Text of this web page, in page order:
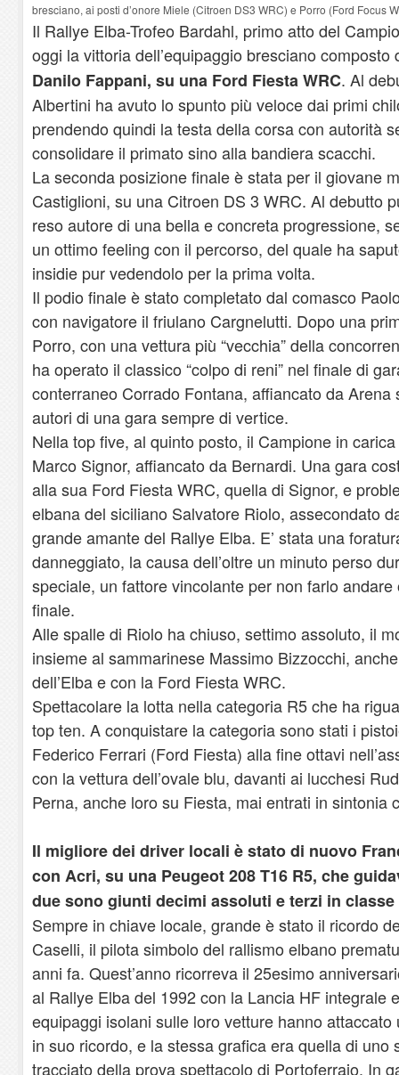
bresciano, ai posti d’onore Miele (Citroen DS3 WRC) e Porro (Ford Focus
Il Rallye Elba-Trofeo Bardahl, primo atto del
oggi la vittoria dell’equipaggio bresciano composto
Danilo Fappani, su una Ford Fiesta WRC. Al
Albertini ha avuto lo spunto più veloce dai primi
prendendo quindi la testa della corsa con autorità
consolidare il primato sino alla bandiera scacchi.
La seconda posizione finale è stata per il giovane
Castiglioni, su una Citroen DS 3 WRC. Al debutto
reso autore di una bella e concreta progressione,
un ottimo feeling con il percorso, del quale ha
insidie pur vedendolo per la prima volta.
Il podio finale è stato completato dal comasco
con navigatore il friulano Cargnelutti. Dopo una
Porro, con una vettura più “vecchia” della
ha operato il classico “colpo di reni” nel finale di
conterraneo Corrado Fontana, affiancato da
autori di una gara sempre di vertice.
Nella top five, al quinto posto, il Campione in
Marco Signor, affiancato da Bernardi. Una gara
alla sua Ford Fiesta WRC, quella di Signor, e
elbana del siciliano Salvatore Riolo, assecondato
grande amante del Rallye Elba. E’ stata una
danneggiato, la causa dell’oltre un minuto perso
speciale, un fattore vincolante per non farlo
finale.
Alle spalle di Riolo ha chiuso, settimo assoluto, il
insieme al sammarinese Massimo Bizzocchi,
dell’Elba e con la Ford Fiesta WRC.
Spettacolare la lotta nella categoria R5 che ha
top ten. A conquistare la categoria sono stati i
Federico Ferrari (Ford Fiesta) alla fine ottavi
con la vettura dell’ovale blu, davanti ai lucchesi
Perna, anche loro su Fiesta, mai entrati in sintonia
Il migliore dei driver locali è stato di nuovo
con Acri, su una Peugeot 208 T16 R5, che
due sono giunti decimi assoluti e terzi in classe
Sempre in chiave locale, grande è stato il ricordo
Caselli, il pilota simbolo del rallismo elbano
anni fa. Quest’anno ricorreva il 25esimo
al Rallye Elba del 1992 con la Lancia HF integrale
equipaggi isolani sulle loro vetture hanno attaccato
in suo ricordo, e la stessa grafica era quella di uno
tracciato della prova spettacolo di Portoferraio. In